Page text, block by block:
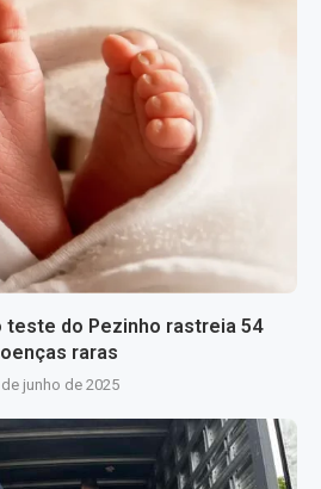
teste do Pezinho rastreia 54
raras
de junho de 2025